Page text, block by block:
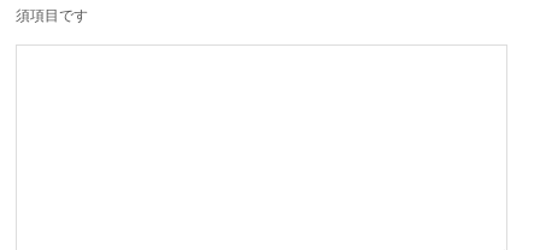
須項目です